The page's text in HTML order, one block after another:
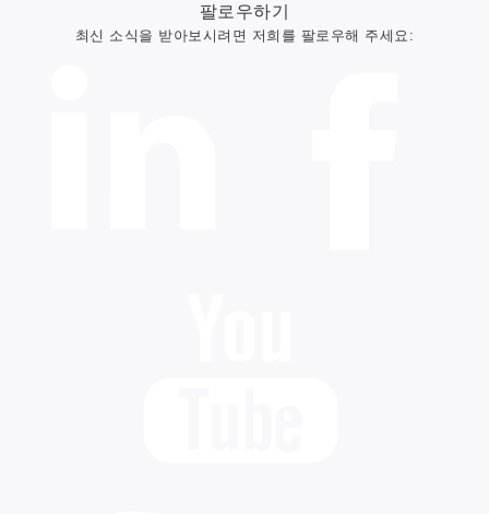
팔로우하기
최신 소식을 받아보시려면 저희를 팔로우해 주세요: